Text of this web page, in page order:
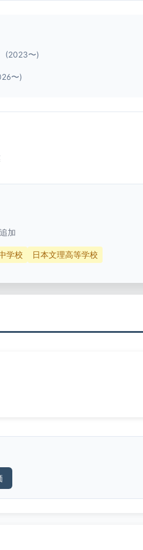
(2023〜)
〜)
加
学校 日本文理高等学校